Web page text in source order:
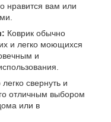
нравится вам или
Коврик обычно
и легко моющихся
и
свернуть и
отличным выбором
или в